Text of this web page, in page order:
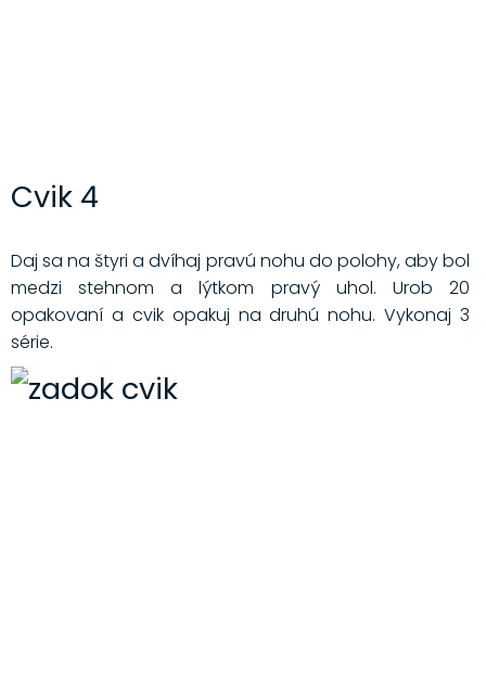
Cvik 4
Daj sa na štyri a dvíhaj pravú nohu do polohy, aby bol
medzi stehnom a lýtkom pravý uhol. Urob 20
opakovaní a cvik opakuj na druhú nohu. Vykonaj 3
série.